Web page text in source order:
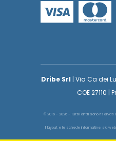
Dribe Srl | Via Ca dei
COE 27110 |
© 2016 - 2026 - Tutti i diritti sono riservati
Il layout e le schede informative, sia